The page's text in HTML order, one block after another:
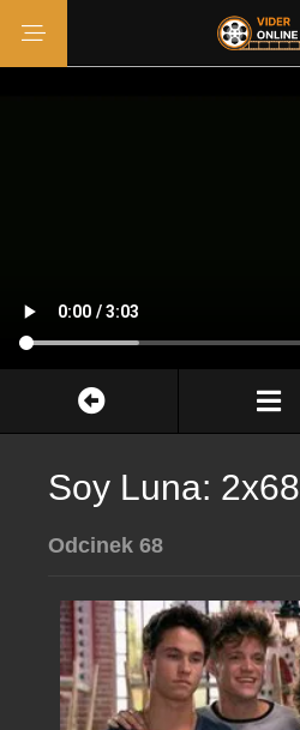
Soy Luna: 2x68
Odcinek 68